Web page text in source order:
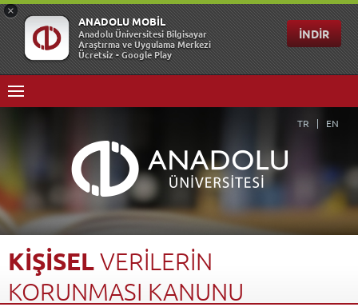
TR EN
KİŞİSELVERİLERİN
KORUNMASI KANUNU